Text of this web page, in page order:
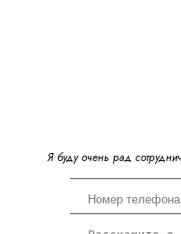
Я буду очень рад сотрудни